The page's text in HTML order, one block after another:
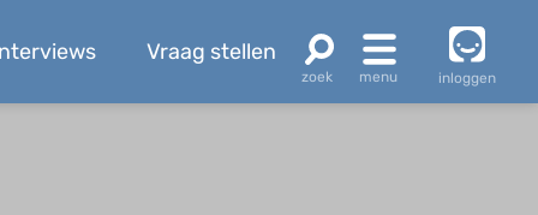
Vraag stellen
inloggen